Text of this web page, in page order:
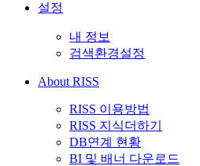
설정
내 정보
검색환경설정
About RISS
RISS 이용방법
RISS 지식더하기
DB연계 현황
BI 및 배너 다운로드